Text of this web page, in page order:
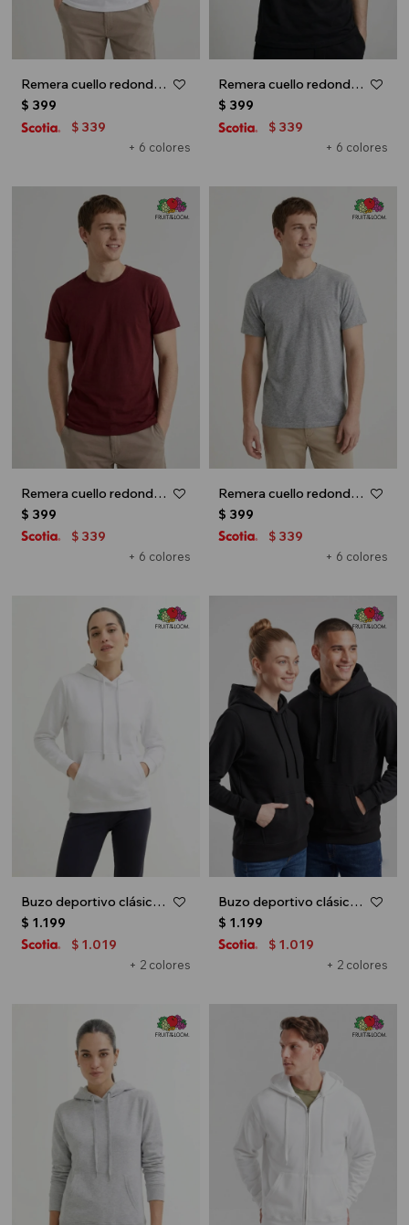
Remera cuello redondo ICONIC 150 - Blanco
+ 6 colores
$ 399
$ 339
Remera cuello redondo ICONIC 150 - Negro
+ 6 colores
$ 399
$ 339
Remera cuello redondo ICONIC 150 - Bordo
+ 6 colores
$ 399
$ 339
Remera cuello redondo ICONIC 150 - Gris
+ 6 colores
$ 399
$ 339
Buzo deportivo clásico con capucha - Blanco
+ 2 colores
$ 1.199
$ 1.019
Buzo deportivo clásico con capucha - Negro
+ 2 colores
$ 1.199
$ 1.019